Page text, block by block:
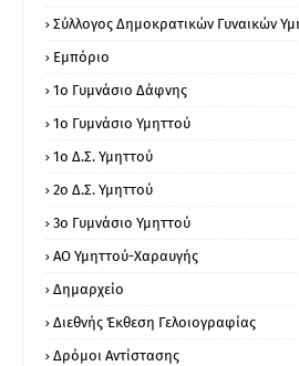
Σύλλογος Δημοκρατικών Γυναικών
Εμπόριο
1ο Γυμνάσιο Δάφνης
1ο Γυμνάσιο Υμηττού
1ο Δ.Σ. Υμηττού
2ο Δ.Σ. Υμηττού
3ο Γυμνάσιο Υμηττού
ΑΟ Υμηττού-Χαραυγής
Δημαρχείο
Διεθνής Έκθεση Γελοιογραφίας
Δρόμοι Αντίστασης